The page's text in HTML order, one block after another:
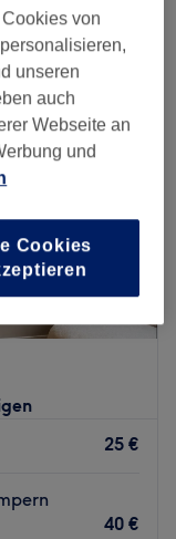
25 €
40 €
von
unseren
auch
Webseite an
und
Cookies